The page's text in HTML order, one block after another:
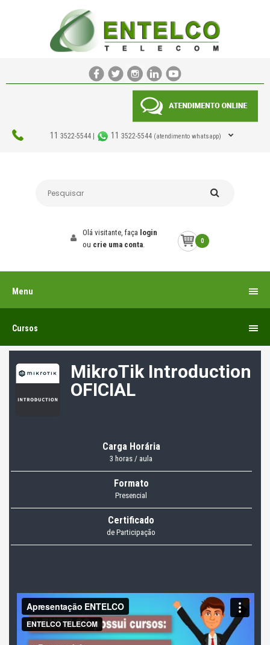
11 3522-5544 | 11 3522-5544 (atendimento whatsapp)
0
Olá visitante, faça login
ou crie uma conta.
Menu
Cursos
MikroTik Introduction
OFICIAL
Carga Horária
3 horas / aula
Formato
Presencial
Certificado
de Participação